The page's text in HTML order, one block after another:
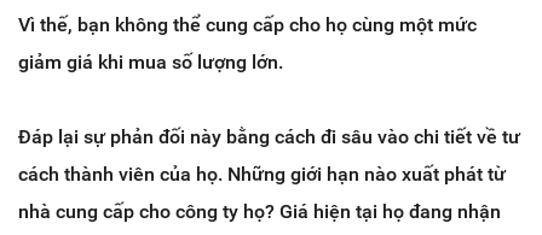
Vì thế, bạn không thể cung cấp cho họ cùng một mức
giảm giá khi mua số lượng lớn.
Đáp lại sự phản đối này bằng cách đi sâu vào chi tiết về tư
cách thành viên của họ. Những giới hạn nào xuất phát từ
nhà cung cấp cho công ty họ? Giá hiện tại họ đang nhận